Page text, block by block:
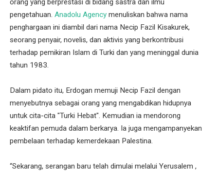
pengetahuan. Anadolu Agency menuliskan bahwa nama
penghargaan ini diambil dari nama Necip Fazil Kisakurek,
seorang penyair, novelis, dan aktivis yang berkontribusi
terhadap pemikiran Islam di Turki dan yang meninggal dunia
tahun 1983.
Dalam pidato itu, Erdogan memuji Necip Fazil dengan
menyebutnya sebagai orang yang mengabdikan hidupnya
untuk cita-cita "Turki Hebat". Kemudian ia mendorong
keaktifan pemuda dalam berkarya. Ia juga mengampanyekan
pembelaan terhadap kemerdekaan Palestina.
“Sekarang, serangan baru telah dimulai melalui Yerusalem ,